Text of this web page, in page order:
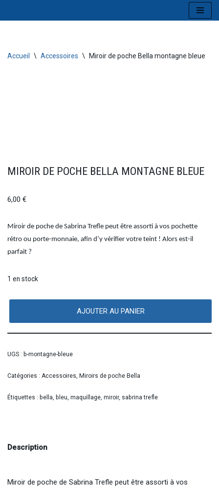
Accueil \ Accessoires \ Miroir de poche Bella montagne bleue
MIROIR DE POCHE BELLA MONTAGNE BLEUE
6,00 €
Miroir de poche de Sabrina Trefle peut être assorti à vos pochette
rétro ou porte-monnaie, afin d’y vérifier votre teint ! Alors est-il
parfait ?
1 en stock
AJOUTER AU PANIER
UGS : b-montagne-bleue
Catégories : Accessoires, Miroirs de poche Bella
Étiquettes : bella, bleu, maquillage, miroir, sabrina trefle
Description
Miroir de poche de Sabrina Trefle peut être assorti à vos